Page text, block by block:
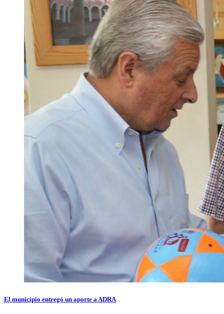
El municipio entregó un aporte a ADRA